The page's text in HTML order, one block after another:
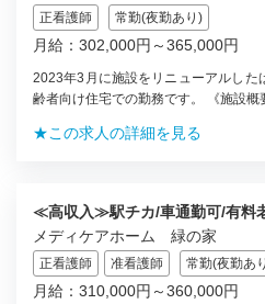
正看護師
常勤(夜勤あり)
月給：302,000円～365,000円
2023年3月に施設をリニューアルした
齢者向け住宅での勤務です。 《施設概
★この求人の詳細を見る
≪高収入≫駅チカ/車通勤可/有料
メディケアホーム 緑の家
正看護師 准看護師 常勤(夜勤あ
月給：310,000円～360,000円